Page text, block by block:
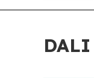
DALI